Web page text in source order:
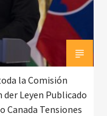
la Comisión
Leyen Publicado
Canada Tensiones